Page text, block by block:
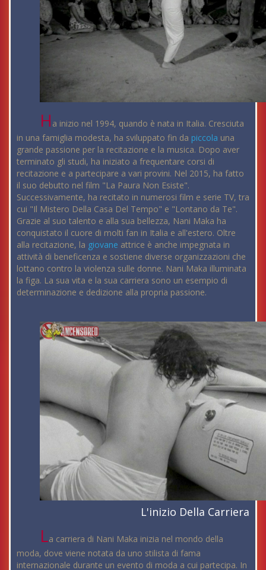
H a inizio nel 1994, quando è nata in Italia. Cresciuta
in una famiglia modesta, ha sviluppato fin da piccola una
grande passione per la recitazione e la musica. Dopo aver
terminato gli studi, ha iniziato a frequentare corsi di
recitazione e a partecipare a vari provini. Nel 2015, ha fatto
il suo debutto nel film "La Paura Non Esiste".
Successivamente, ha recitato in numerosi film e serie TV, tra
cui "Il Mistero Della Casa Del Tempo" e "Lontano da Te".
Grazie al suo talento e alla sua bellezza, Nani Maka ha
conquistato il cuore di molti fan in Italia e all'estero. Oltre
alla recitazione, la giovane attrice è anche impegnata in
attività di beneficenza e sostiene diverse organizzazioni che
lottano contro la violenza sulle donne. Nani Maka illuminata
la figa. La sua vita e la sua carriera sono un esempio di
determinazione e dedizione alla propria passione.
L'inizio Della Carriera
La carriera di Nani Maka inizia nel mondo della
moda, dove viene notata da uno stilista di fama
internazionale durante un evento di moda a cui partecipa. In